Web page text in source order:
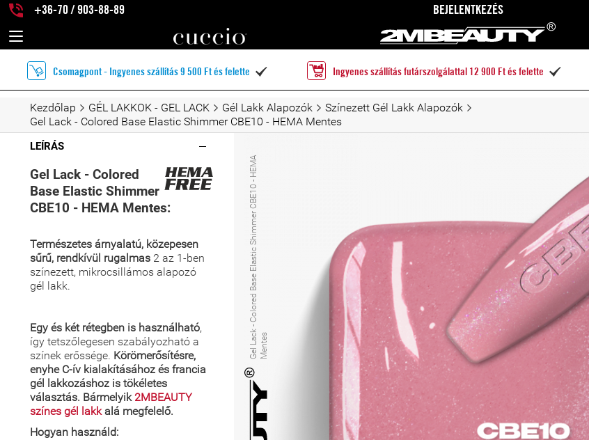
+36-70 / 903-88-89 BEJELENTKEZÉS
Csomagpont - Ingyenes szállítás 9 500 Ft és felette  Ingyenes szállítás futárszolgálattal 12 900 Ft és felette 
Kezdőlap GÉL LAKKOK - GEL LACK Gél Lakk Alapozók
Színezett Gél Lakk Alapozók
Gel Lack - Colored Base Elastic Shimmer CBE10 - HEMA Mentes
LEÍRÁS
Gel Lack - Colored
Base Elastic Shimmer
CBE10 - HEMA Mentes:
Természetes árnyalatú, közepesen
sűrű, rendkívül rugalmas 2 az 1-ben
színezett, mikrocsillámos alapozó
gél lakk.
Egy és két rétegben is használható,
így tetszőlegesen szabályozható a
színek erőssége. Körömerősítésre,
enyhe C-ív kialakításához és francia
gél lakkozáshoz is tökéletes
választás. Bármelyik 2MBEAUTY
színes gél lakkalá megfelelő.
Hogyan használd:
G
e
l
L
ac
k
-
C
o
l
o
r
e
d
B
a
s
e
E
l
a
s
t
i
c
S
h
i
m
m
e
r
C
B
E
1
0
-
H
E
M
A
M
e
n
t
es